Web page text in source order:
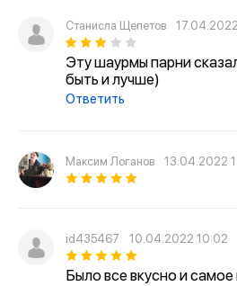
Станисла Щепетов
Эту шаурмы парни
быть и лучше)
Ответить
Максим Логанов 13.04.2022
id435467 10.04.2022 10:02
Было все вкусно и самое